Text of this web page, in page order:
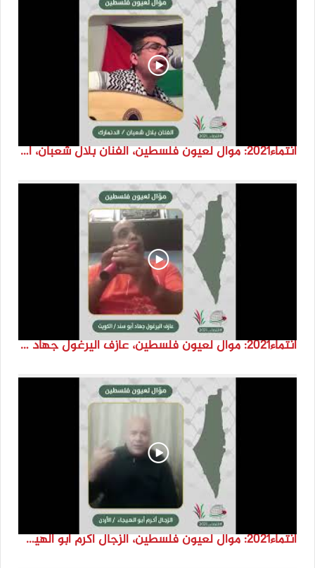
انتماء2021: موال لعيون فلسطين، الفنان بلال شعبان، الدنمارك
انتماء2021: موال لعيون فلسطين، عازف اليرغول جهاد أبو سند، الكويت
انتماء2021: موال لعيون فلسطين، الزجال أكرم أبو الهيجا، الاردن